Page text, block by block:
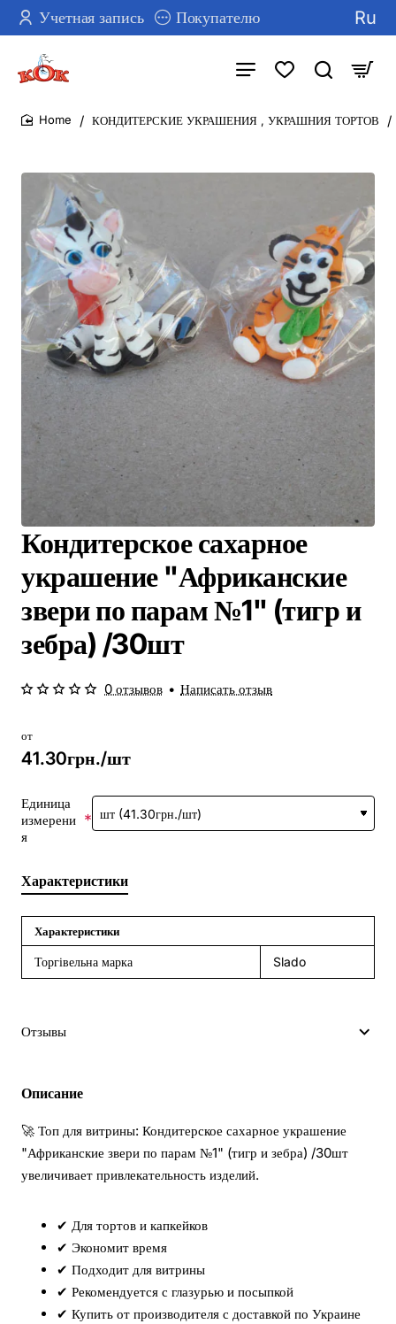
Учетная запись Покупателю Ru
КОНДИТЕРСКИЕ УКРАШЕНИЯ , УКРАШНИЯ ТОРТОВ
Кондитерское сахарное
украшение "Африканские
звери по парам №1" (тигр и
зебра) /30шт
0 отзывов • Написать отзыв
от
41.30грн./шт
Единица
измерени
я
Характеристики
Характеристики
Торгівельна марка Slado
Отзывы
Описание
🚀 Топ для витрины: Кондитерское сахарное украшение
"Африканские звери по парам №1" (тигр и зебра) /30шт
увеличивает привлекательность изделий.
✔ Для тортов и капкейков
✔ Экономит время
✔ Подходит для витрины
✔ Рекомендуется с глазурью и посыпкой
✔ Купить от производителя с доставкой по Украине